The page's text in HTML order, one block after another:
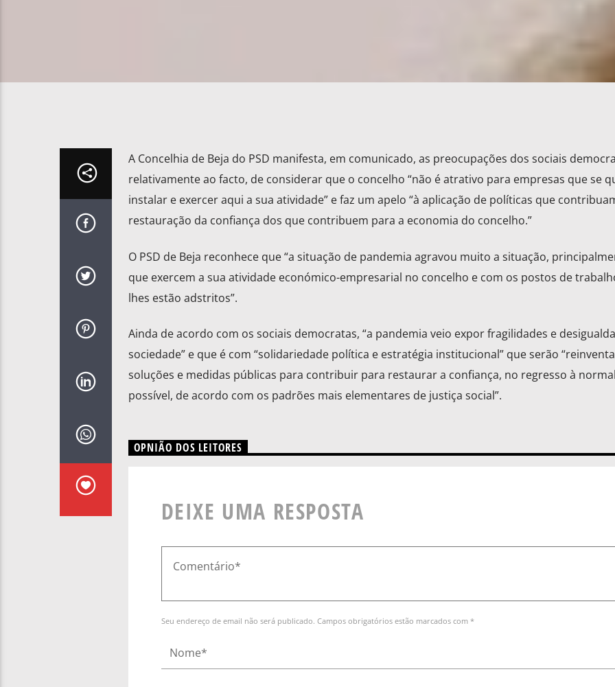
A Concelhia de Beja do PSD manifesta, em comunicado, as preocupações dos sociais
relativamente ao facto, de considerar que o concelho “não é atrativo para empresas que se
instalar e exercer aqui a sua atividade” e faz um apelo “à aplicação de políticas que
restauração da confiança dos que contribuem para a economia do concelho.”
O PSD de Beja reconhece que “a situação de pandemia agravou muito a situação,
que exercem a sua atividade económico-empresarial no concelho e com os postos de
lhes estão adstritos”.
Ainda de acordo com os sociais democratas, “a pandemia veio expor fragilidades e
sociedade” e que é com “solidariedade política e estratégia institucional” que serão
soluções e medidas públicas para contribuir para restaurar a confiança, no regresso à
possível, de acordo com os padrões mais elementares de justiça social”.
OPNIÃO DOS LEITORES
DEIXE UMA RESPOSTA
Seu endereço de email não será publicado. Campos obrigatórios estão marcados com *